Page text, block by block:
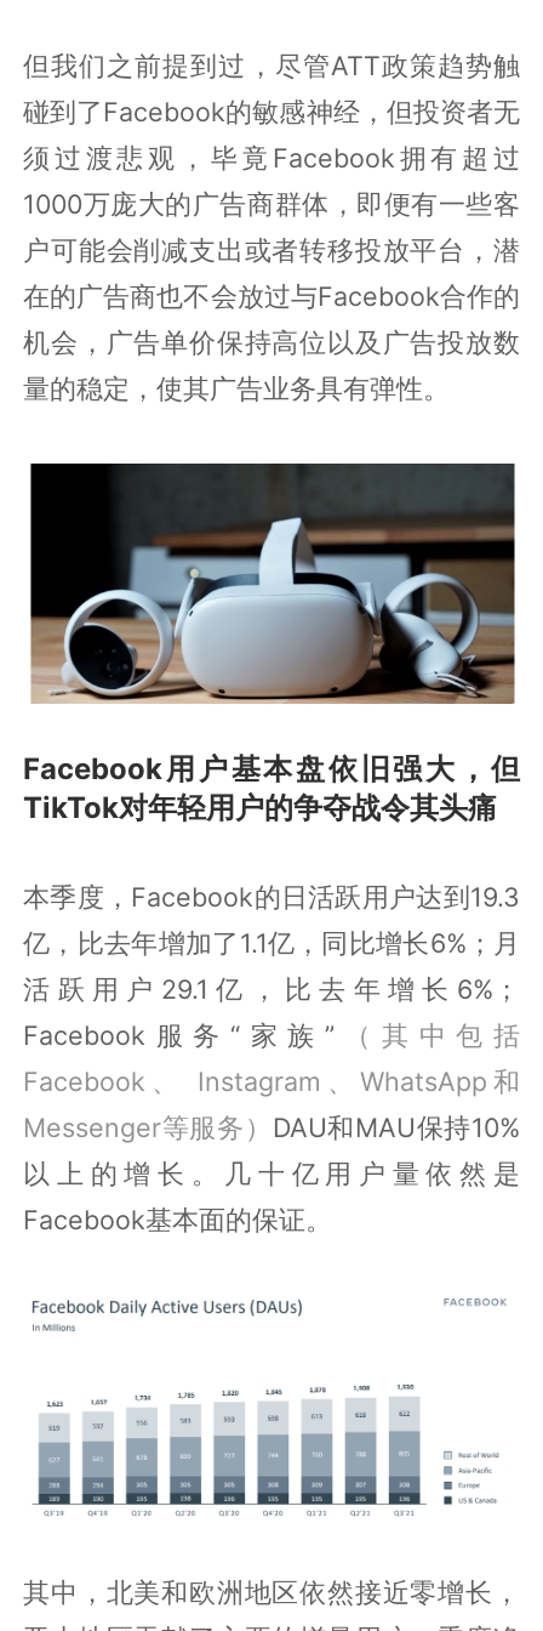
但我们之前提到过，尽管ATT政策趋势触
碰到了Facebook的敏感神经，但投资者无
须过渡悲观，毕竟Facebook拥有超过
1000万庞大的广告商群体，即便有一些客
户可能会削减支出或者转移投放平台，潜
在的广告商也不会放过与Facebook合作的
机会，广告单价保持高位以及广告投放数
量的稳定，使其广告业务具有弹性。
Facebook用户基本盘依旧强大，但
TikTok对年轻用户的争夺战令其头痛
本季度，Facebook的日活跃用户达到19.3
亿，比去年增加了1.1亿，同比增长6%；月
活跃用户29.1亿，比去年增长6%；
Facebook服务“家族” （其中包括
Facebook、 Instagram、WhatsApp和
Messenger等服务） DAU和MAU保持10%
以上的增长。几十亿用户量依然是
Facebook基本面的保证。
其中，北美和欧洲地区依然接近零增长，